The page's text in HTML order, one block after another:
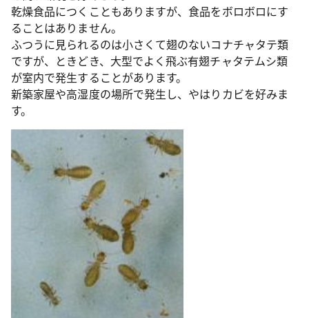
乾燥食品につくこともありますが、食品をボロボロにす
ることはありません。
ふつうに見られるのは小さくて翅のないコナチャタテ類
ですが、ときどき、大型でよく飛ぶ有翅チャタテムシ類
が室内で発生することがあります。
新築家屋や高湿度の場所で発生し、やはりカビを好みま
す。